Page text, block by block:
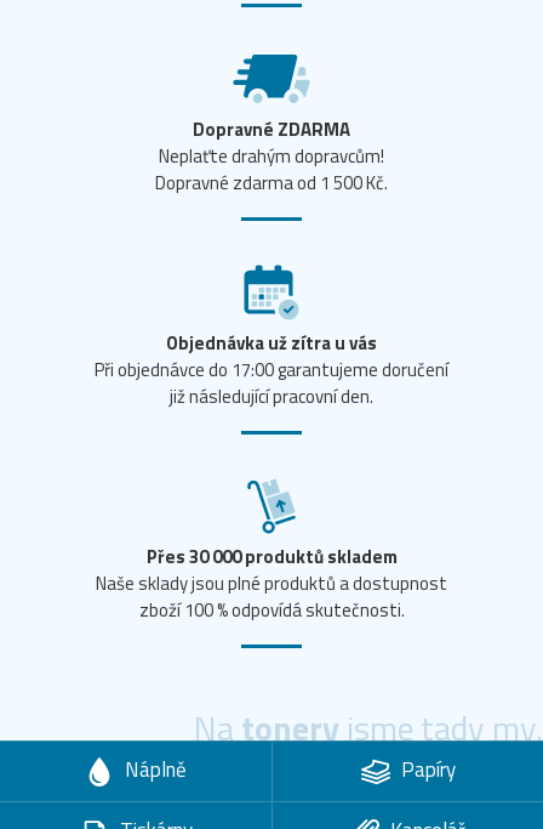
Dopravné ZDARMA
Neplaťte drahým dopravcům!
Dopravné zdarma od 1 500 Kč.
Objednávka už zítra u vás
Při objednávce do 17:00 garantujeme doručení
již následující pracovní den.
Přes 30 000 produktů skladem
Naše sklady jsou plné produktů a dostupnost
zboží 100 % odpovídá skutečnosti.
Natoneryjsme tady my.
Náplně
Papíry